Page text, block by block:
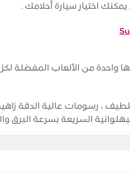
اختيار سيارة أحلامك .
واحدة من الألعاب المفضلة
، رسومات عالية الدقة زاهية
السريعة بسرعة